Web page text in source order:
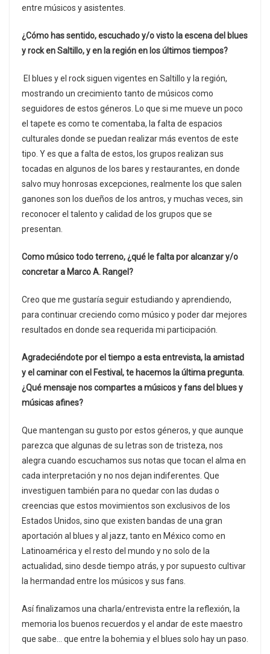
entre músicos y asistentes.
¿Cómo has sentido, escuchado y/o visto la escena del blues
y rock en Saltillo, y en la región en los últimos tiempos?
El blues y el rock siguen vigentes en Saltillo y la región,
mostrando un crecimiento tanto de músicos como
seguidores de estos géneros. Lo que si me mueve un poco
el tapete es como te comentaba, la falta de espacios
culturales donde se puedan realizar más eventos de este
tipo. Y es que a falta de estos, los grupos realizan sus
tocadas en algunos de los bares y restaurantes, en donde
salvo muy honrosas excepciones, realmente los que salen
ganones son los dueños de los antros, y muchas veces, sin
reconocer el talento y calidad de los grupos que se
presentan.
Como músico todo terreno, ¿qué le falta por alcanzar y/o
concretar a Marco A. Rangel?
Creo que me gustaría seguir estudiando y aprendiendo,
para continuar creciendo como músico y poder dar mejores
resultados en donde sea requerida mi participación.
Agradeciéndote por el tiempo a esta entrevista, la amistad
y el caminar con el Festival, te hacemos la última pregunta.
¿Qué mensaje nos compartes a músicos y fans del blues y
músicas afines?
Que mantengan su gusto por estos géneros, y que aunque
parezca que algunas de su letras son de tristeza, nos
alegra cuando escuchamos sus notas que tocan el alma en
cada interpretación y no nos dejan indiferentes. Que
investiguen también para no quedar con las dudas o
creencias que estos movimientos son exclusivos de los
Estados Unidos, sino que existen bandas de una gran
aportación al blues y al jazz, tanto en México como en
Latinoamérica y el resto del mundo y no solo de la
actualidad, sino desde tiempo atrás, y por supuesto cultivar
la hermandad entre los músicos y sus fans.
Así finalizamos una charla/entrevista entre la reflexión, la
memoria los buenos recuerdos y el andar de este maestro
que sabe… que entre la bohemia y el blues solo hay un paso.